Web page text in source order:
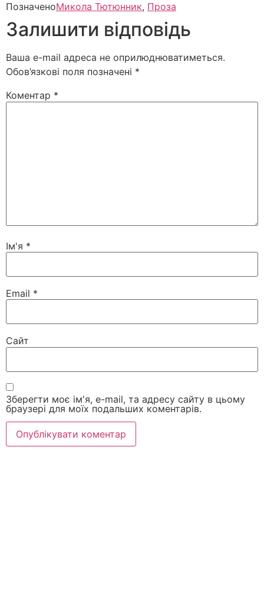
ПозначеноМикола Тютюнник, Проза
Залишити відповідь
Ваша e-mail адреса не оприлюднюватиметься.
Обов’язкові поля позначені *
Коментар *
Ім'я *
Email *
Сайт
Зберегти моє ім'я, e-mail, та адресу сайту в цьому
браузері для моїх подальших коментарів.